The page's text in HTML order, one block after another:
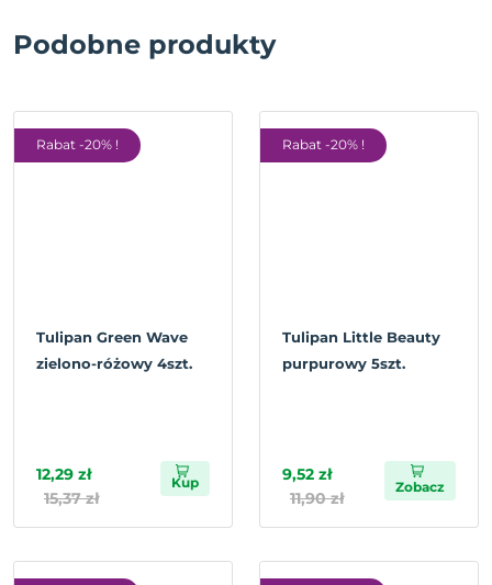
Podobne produkty
Rabat -20% !
Tulipan Green Wave
zielono-różowy 4szt.
12,29 zł
15,37 zł
Kup
Rabat -20% !
Tulipan Little Beauty
purpurowy 5szt.
9,52 zł
11,90 zł
Zobacz